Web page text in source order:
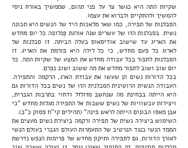
שקיות התה היא כגשר צר על פני תהום, שממשיך באורח ניסי
להמשיך ולהתקיים ולברוא את עצמו.
הסבלנות של תפירה, כמו שאר מלאכות היד של הנשים היא תכונה
נשית. בסבלנות הזו של עשרים שנה אורגת פֶּנלופה כל יום מחדש
את האריג עד שישוב אודיסאוס בעלה הביתה. זו סבלנות של
לארוג כל פעם מחדש, כי כל לילה היא פורמת את האריג. זו
הסבלנות לתפור בכל עבודה מחדש את המצע של שקיות התה. כל
יום שוב ושוב לתפור מחדש את מה ששוב ושוב נפרם.
בכל הדורות נשים הן שעשו את עבודת הארג, הרקמה והתפירה.
העבודה הנשית הרוטינית הסבלנית הזו של נשים בכל הדורות גם
היא הייתה בבחינת מה שנחשב מזולזל ודחוי בתרבות הגברית,
ויצירות עכשוויות של נשים ששבות אל התפירה מגלות מחדש "כי
אבן מאסו הבונים הייתה לראש פינה" (תהילים קי"ח פסוק כ"ב).
השימוש ביצירה נשית של תפירה ורקמה ביצירת נשים מעצים את
הממד הנשי כנגד הנרטיב של התעמרות העולם הגברי בעולם הנשי
לאורך הדורות. גם לתפירה ותיקון מחדש של פרימות הנפש נדרשת